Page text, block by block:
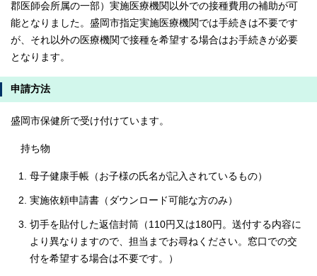
郡医師会所属の一部）実施医療機関以外での接種費用の補助が可
能となりました。盛岡市指定実施医療機関では手続きは不要です
が、それ以外の医療機関で接種を希望する場合はお手続きが必要
となります。
申請方法
盛岡市保健所で受け付けています。
持ち物
母子健康手帳（お子様の氏名が記入されているもの）
実施依頼申請書（ダウンロード可能な方のみ）
切手を貼付した返信封筒（110円又は180円。送付する内容に
より異なりますので、担当までお尋ねください。窓口での交
付を希望する場合は不要です。）